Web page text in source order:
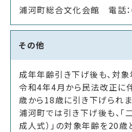
浦河町総合文化会館 電話
その他
成年年齢引き下げ後も、対象
令和4年4月から民法改正に
歳から18歳に引き下げられま
浦河町では引き下げ後も、「
成人式）」の対象年齢を20歳